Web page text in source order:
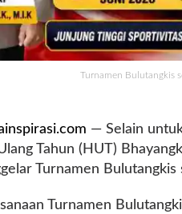
Turnamen Bulutangkis
— Selain
Tahun (HUT)
Turnamen Bulutangkis
Turnamen